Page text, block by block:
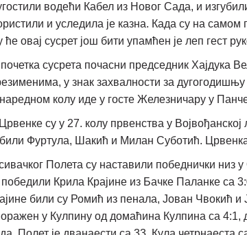
водећи Кабел из Новог Сада, и
и уследила је казна. Када су на самом
овај сусрет још бити упамћен је леп гест
сусрета почасни председник
у знак захвалности за дугогодишњу
колу иде у госте Железничару у
су у 27. колу првенства у
Фуртула, Шакић и Милан Суботић.
Полета су наставили победнички низ
Крила Крајине из Бачке Паланке са
били су Ромић из пенала, Јован Чвокић
у Кулпину од домаћина Кулпина са